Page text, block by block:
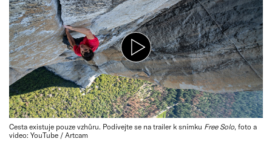
Cesta existuje pouze vzhůru. Podívejte se na trailer k snímku Free Solo, foto a
video: YouTube / Artcam